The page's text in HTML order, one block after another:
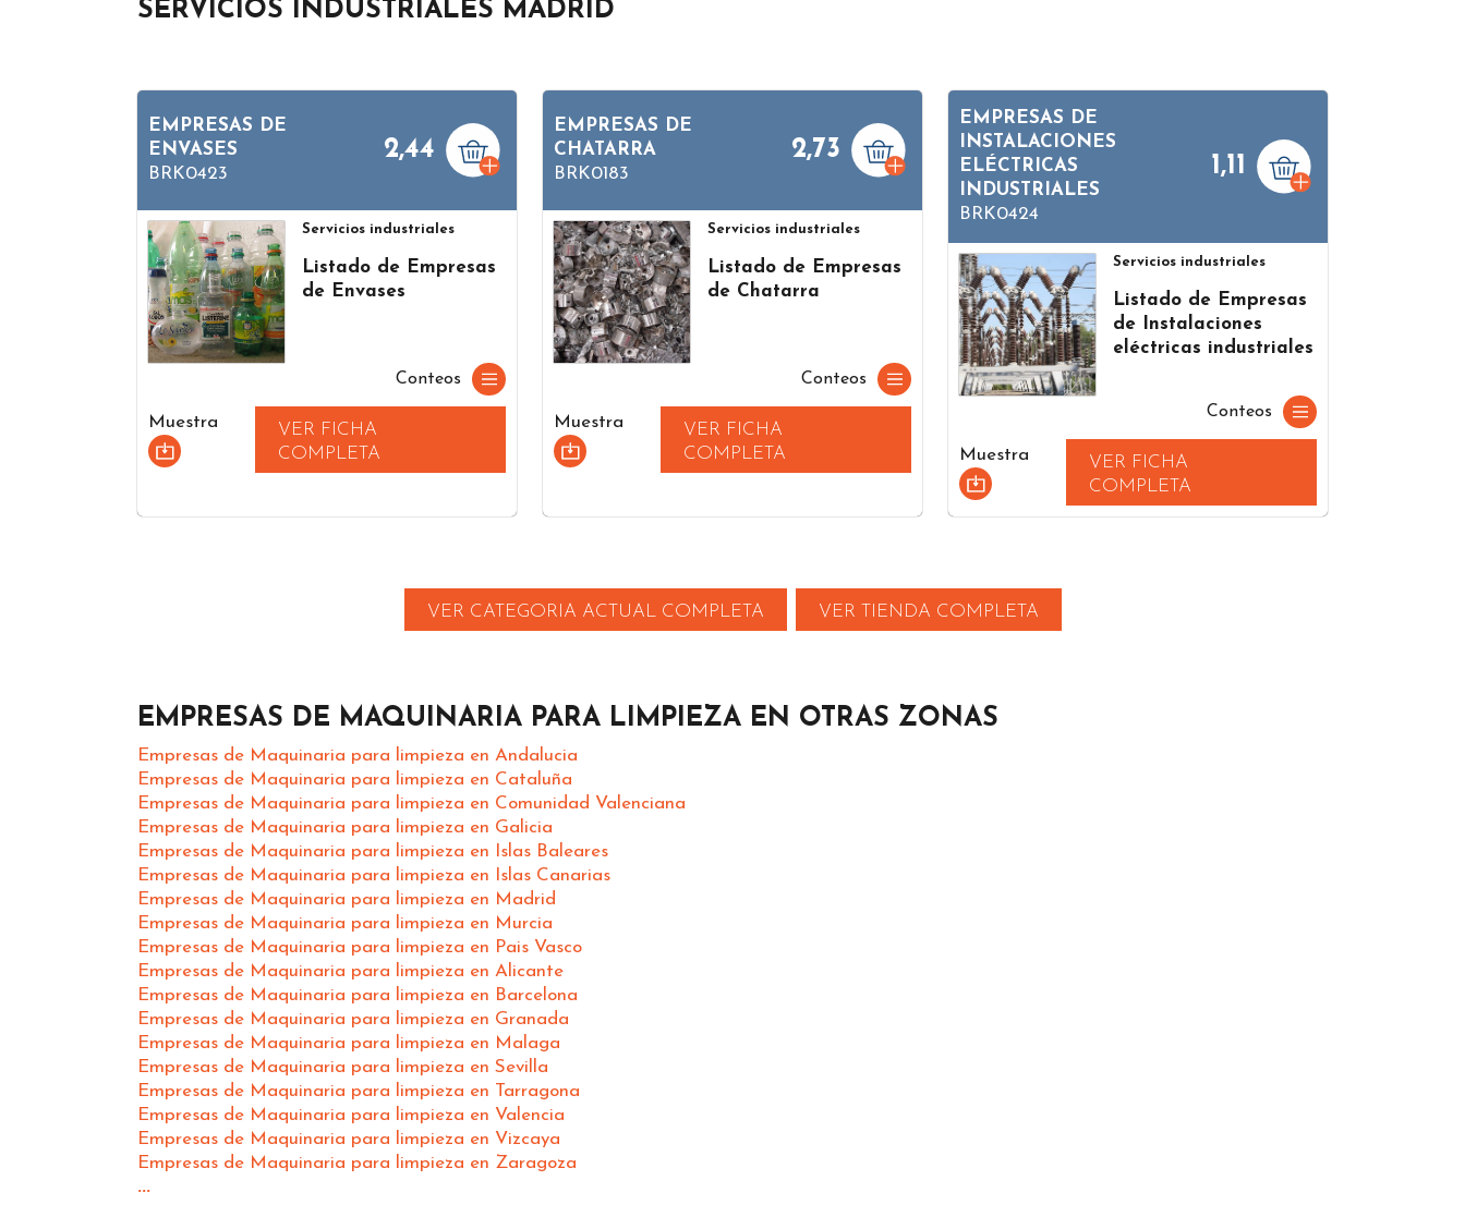
SERVICIOS INDUSTRIALES MADRID
EMPRESAS DE
ENVASES
BRK0423
2,44
Servicios industriales
Listado de Empresas
de Envases
Conteos
Muestra
VER FICHA
COMPLETA
EMPRESAS DE
CHATARRA
BRK0183
2,73
Servicios industriales
Listado de Empresas
de Chatarra
Conteos
Muestra
VER FICHA
COMPLETA
EMPRESAS DE
INSTALACIONES
ELÉCTRICAS
INDUSTRIALES
BRK0424
1,11
Servicios industriales
Listado de Empresas
de Instalaciones
eléctricas industriales
Conteos
Muestra
VER FICHA
COMPLETA
VER CATEGORIA ACTUAL COMPLETA VER TIENDA COMPLETA
EMPRESAS DE MAQUINARIA PARA LIMPIEZA EN OTRAS ZONAS
Empresas de Maquinaria para limpieza en Andalucia
Empresas de Maquinaria para limpieza en Cataluña
Empresas de Maquinaria para limpieza en Comunidad Valenciana
Empresas de Maquinaria para limpieza en Galicia
Empresas de Maquinaria para limpieza en Islas Baleares
Empresas de Maquinaria para limpieza en Islas Canarias
Empresas de Maquinaria para limpieza en Madrid
Empresas de Maquinaria para limpieza en Murcia
Empresas de Maquinaria para limpieza en Pais Vasco
Empresas de Maquinaria para limpieza en Alicante
Empresas de Maquinaria para limpieza en Barcelona
Empresas de Maquinaria para limpieza en Granada
Empresas de Maquinaria para limpieza en Malaga
Empresas de Maquinaria para limpieza en Sevilla
Empresas de Maquinaria para limpieza en Tarragona
Empresas de Maquinaria para limpieza en Valencia
Empresas de Maquinaria para limpieza en Vizcaya
Empresas de Maquinaria para limpieza en Zaragoza
...